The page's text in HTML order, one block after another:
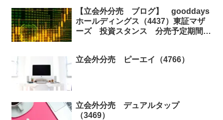
【立会外分売 ブログ】 gooddays
ホールディングス（4437）東証マザ
ーズ 投資スタンス 分売予定期間
立会外分売 ピーエイ（4766）
立会外分売 デュアルタップ
（3469）